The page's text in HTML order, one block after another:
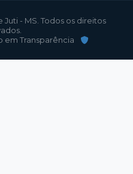
- MS. Todos os direitos
em Transparência